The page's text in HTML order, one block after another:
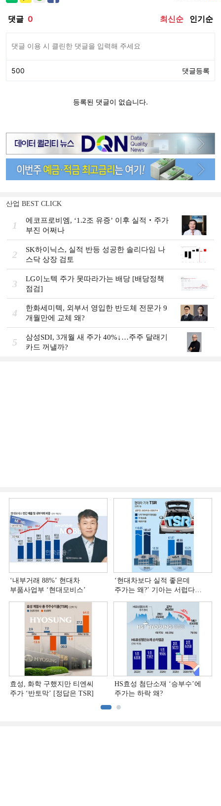
산업 BEST CLICK
1
에코프로비엠, ‘1.2조 유증’ 이후 실적‧주가
부진 어쩌나
2
SK하이닉스, 실적 반등 성공한 솔리다임 나
스닥 상장 검토
3
LG이노텍 주가 못따라가는 배당 [배당정책
점검]
4
한화세미텍, 외부서 영입한 반도체 전문가 9
개월만에 교체 왜?
5
삼성SDI, 3개월 새 주가 40%↓…주주 달래기
카드 꺼낼까?
‘내부거래 88%ʼ 현대차
부품사업부 ‘현대모비스ʼ
‘현대차보다 실적 좋은데
주가는 왜?ʼ 기아는 서럽다
효성, 화학 구했지만 티엔씨
주가 ‘반토막’ [정답은 TSR]
HS효성 첨단소재 ‘승부수’에
주가는 하락 왜?